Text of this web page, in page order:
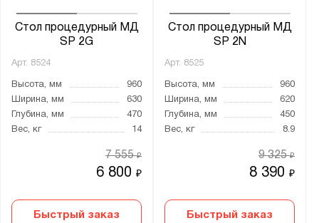
Стол процедурный МД
SP 2G
Арт. 8524
Высота, мм
960
Ширина, мм
630
Глубина, мм
470
Вес, кг
14
6 800₽
7 555₽
Быстрый заказ
Стол процедурный МД
SP 2N
Арт. 8525
Высота, мм
960
Ширина, мм
620
Глубина, мм
450
Вес, кг
8.9
8 390₽
9 325₽
Быстрый заказ
от до
Тип покрытия поверхности:
порошковое
Количество полок, шт.:
до
от до